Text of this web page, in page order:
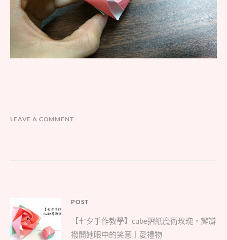
LEAVE A COMMENT
文
章
導
POST
Parent
post:
【七夕手作教學】cube摺紙魔術玫瑰，瓣瓣
撥開她眼中的笑意｜愛禮物